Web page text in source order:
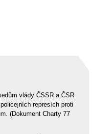
vlády ČSSR a ČSR
represích proti
(Dokument Charty 77